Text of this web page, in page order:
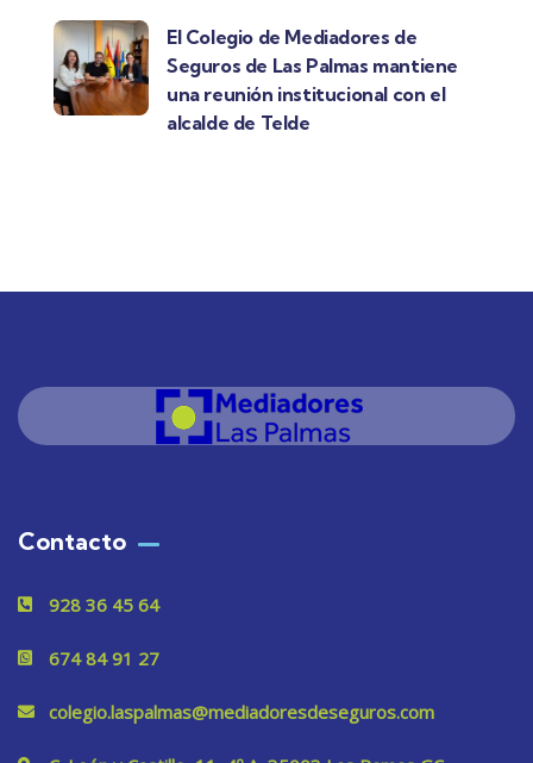
El Colegio de Mediadores de
Seguros de Las Palmas mantiene
una reunión institucional con el
alcalde de Telde
Contacto
928 36 45 64
674 84 91 27
colegio.laspalmas@mediadoresdeseguros.com